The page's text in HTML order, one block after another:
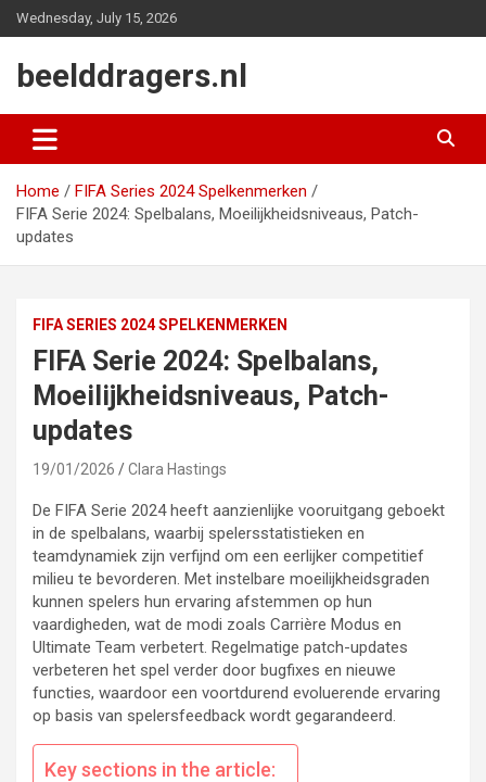
Skip
to
Wednesday, July 15, 2026
beelddragers.nl
Home
FIFA Series 2024 Spelkenmerken
FIFA Serie 2024: Spelbalans, Moeilijkheidsniveaus, Patch-
updates
FIFA SERIES 2024 SPELKENMERKEN
FIFA Serie 2024: Spelbalans,
Moeilijkheidsniveaus, Patch-
updates
19/01/2026 Clara Hastings
De FIFA Serie 2024 heeft aanzienlijke vooruitgang geboekt
in de spelbalans, waarbij spelersstatistieken en
teamdynamiek zijn verfijnd om een eerlijker competitief
milieu te bevorderen. Met instelbare moeilijkheidsgraden
kunnen spelers hun ervaring afstemmen op hun
vaardigheden, wat de modi zoals Carrière Modus en
Ultimate Team verbetert. Regelmatige patch-updates
verbeteren het spel verder door bugfixes en nieuwe
functies, waardoor een voortdurend evoluerende ervaring
op basis van spelersfeedback wordt gegarandeerd.
Key sections in the article: